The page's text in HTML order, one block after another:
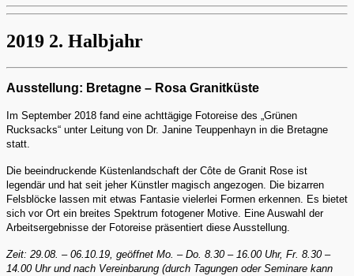
2019 2. Halbjahr
Ausstellung: Bretagne – Rosa Granitküste
Im September 2018 fand eine achttägige Fotoreise des „Grünen
Rucksacks“ unter Leitung von Dr. Janine Teuppenhayn in die Bretagne
statt.
Die beeindruckende Küstenlandschaft der Côte de Granit Rose ist
legendär und hat seit jeher Künstler magisch angezogen. Die bizarren
Felsblöcke lassen mit etwas Fantasie vielerlei Formen erkennen. Es bietet
sich vor Ort ein breites Spektrum fotogener Motive. Eine Auswahl der
Arbeitsergebnisse der Fotoreise präsentiert diese Ausstellung.
Zeit: 29.08. – 06.10.19, geöffnet Mo. – Do. 8.30 – 16.00 Uhr, Fr. 8.30 –
14.00 Uhr und nach Vereinbarung (durch Tagungen oder Seminare kann